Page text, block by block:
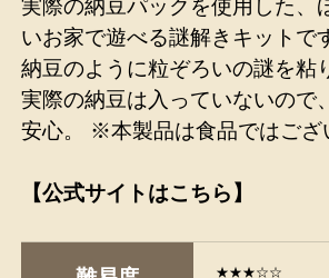
実際の納豆パックを使用した、
いお家で遊べる謎解きキットで
納豆のように粒ぞろいの謎を粘
実際の納豆は入っていないので
安心。 ※本製品は食品ではござ
【公式サイトはこちら】
★★★☆☆